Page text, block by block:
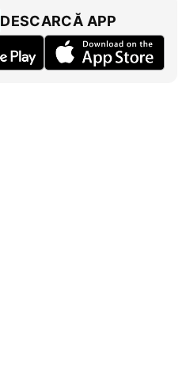
DESCARCĂ APP